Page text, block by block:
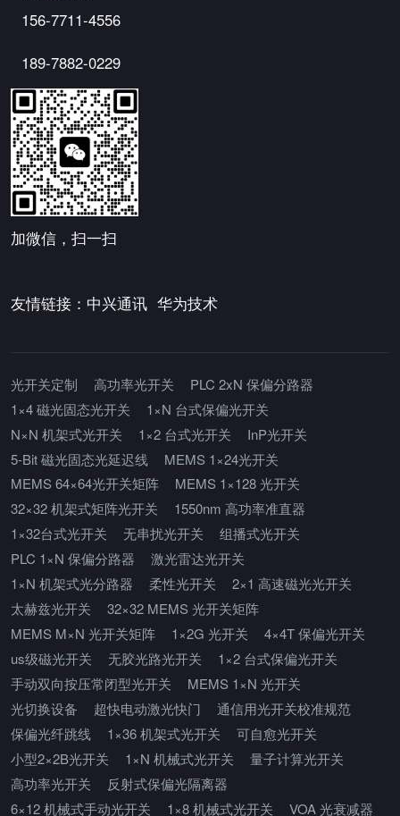
156-7711-4556
189-7882-0229
加微信，扫一扫
友情链接： 中兴通讯 华为技术
光开关定制 高功率光开关
PLC 2xN 保偏分路器
1×4 磁光固态光开关
1×N 台式保偏光开关
N×N 机架式光开关
1×2 台式光开关
InP光开关
5-Bit 磁光固态光延迟线
MEMS 1×24光开关
MEMS 64×64光开关矩阵
MEMS 1×128 光开关
32×32 机架式矩阵光开关
1550nm 高功率准直器
1×32台式光开关
无串扰光开关
组播式光开关
PLC 1×N 保偏分路器
激光雷达光开关
1×N 机架式光分路器
柔性光开关
2×1 高速磁光光开关
太赫兹光开关
32×32 MEMS 光开关矩阵
MEMS M×N 光开关矩阵
1×2G 光开关
4×4T 保偏光开关
us级磁光开关
无胶光路光开关
1×2 台式保偏光开关
手动双向按压常闭型光开关
MEMS 1×N 光开关
光切换设备
超快电动激光快门
通信用光开关校准规范
保偏光纤跳线
1×36 机架式光开关
可自愈光开关
小型2×2B光开关
1×N 机械式光开关
量子计算光开关
高功率光开关
反射式保偏光隔离器
6×12 机械式手动光开关
1×8 机械式光开关 VOA 光衰减器